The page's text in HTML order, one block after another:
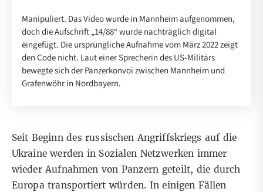
Manipuliert. Das Video wurde in Mannheim aufgenommen,
doch die Aufschrift „14/88“ wurde nachträglich digital
eingefügt. Die ursprüngliche Aufnahme vom März 2022 zeigt
den Code nicht. Laut einer Sprecherin des US-Militärs
bewegte sich der Panzerkonvoi zwischen Mannheim und
Grafenwöhr in Nordbayern.
Seit Beginn des russischen Angriffskriegs auf die
Ukraine werden in Sozialen Netzwerken immer
wieder Aufnahmen von Panzern geteilt, die durch
Europa transportiert würden. Ineinigen Fällen